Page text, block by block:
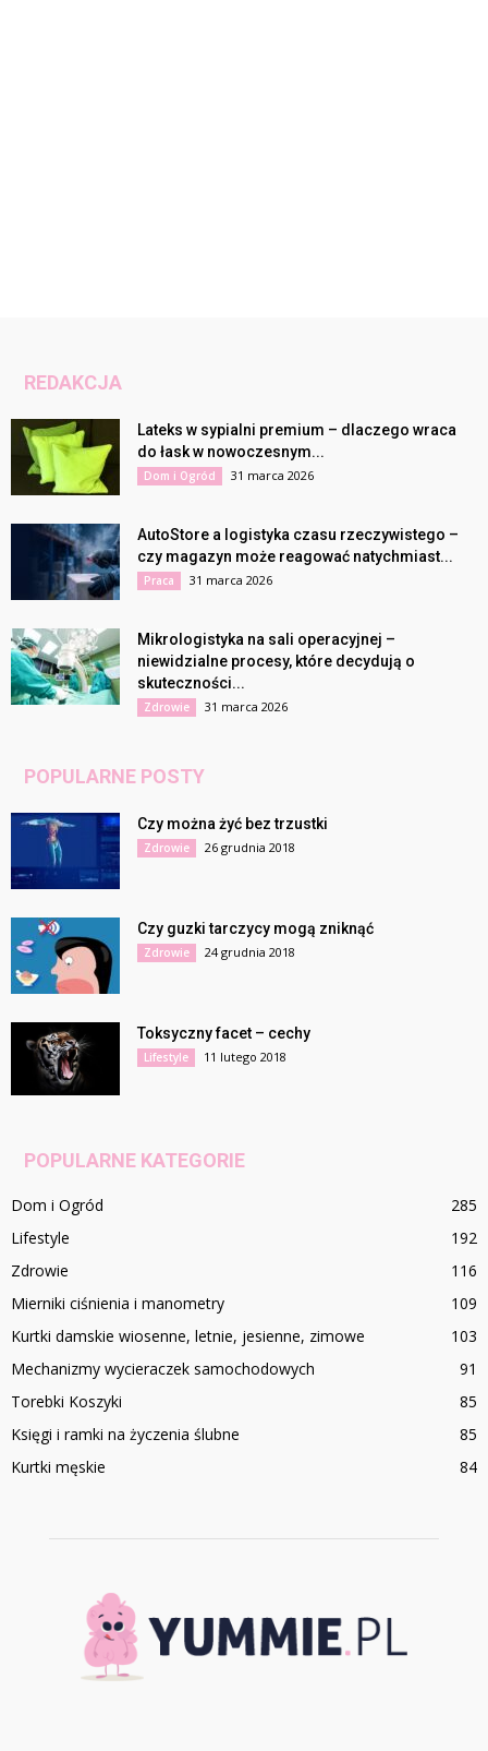
REDAKCJA
Lateks w sypialni premium – dlaczego wraca
do łask w nowoczesnym...
Dom i Ogród 31 marca 2026
AutoStore a logistyka czasu rzeczywistego –
czy magazyn może reagować natychmiast...
Praca 31 marca 2026
Mikrologistyka na sali operacyjnej –
niewidzialne procesy, które decydują o
skuteczności...
Zdrowie 31 marca 2026
POPULARNE POSTY
Czy można żyć bez trzustki
Zdrowie 26 grudnia 2018
Czy guzki tarczycy mogą zniknąć
Zdrowie 24 grudnia 2018
Toksyczny facet – cechy
Lifestyle 11 lutego 2018
POPULARNE KATEGORIE
Dom i Ogród
285
Lifestyle
192
Zdrowie
116
Mierniki ciśnienia i manometry
109
Kurtki damskie wiosenne, letnie, jesienne, zimowe
103
Mechanizmy wycieraczek samochodowych
91
Torebki Koszyki
85
Księgi i ramki na życzenia ślubne
85
Kurtki męskie
84